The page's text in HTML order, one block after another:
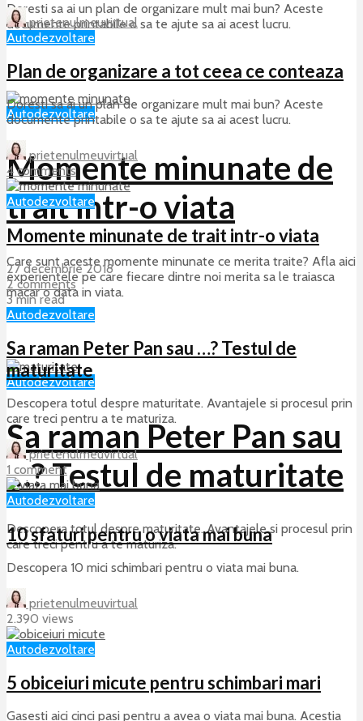
Doresti sa ai un plan de organizare mult mai bun? Aceste
documente printabile o sa te ajute sa ai acest lucru.
4 comments
2 min read
Autodezvoltare
Momente minunate de
trait intr-o viata
Care sunt aceste momente minunate ce merita traite? Afla aici
experientele pe care fiecare dintre noi merita sa le traiasca
macar o data in viata.
27 decembrie 2018
3 min read
Autodezvoltare
Sa raman Peter Pan sau
…? Testul de maturitate
Descopera totul despre maturitate. Avantajele si procesul prin
care treci pentru a te maturiza.
27 decembrie 2018
1 comment
6 min read
prietenulmeuvirtual
Autodezvoltare
Plan de organizare a tot ceea ce conteaza
Doresti sa ai un plan de organizare mult mai bun? Aceste
documente printabile o sa te ajute sa ai acest lucru.
prietenulmeuvirtual
4 comments
Autodezvoltare
Momente minunate de trait intr-o viata
27 decembrie 2018
2 comments
3 min read
Autodezvoltare
Sa raman Peter Pan sau …? Testul de
maturitate
Descopera totul despre maturitate. Avantajele si procesul prin
care treci pentru a te maturiza.
prietenulmeuvirtual
1 comment
Autodezvoltare
10 sfaturi pentru o viata mai buna
Descopera 10 mici schimbari pentru o viata mai buna.
prietenulmeuvirtual
2.390 views
Autodezvoltare
5 obiceiuri micute pentru schimbari mari
Gasesti aici cinci pasi pentru a avea o viata mai buna. Acestia